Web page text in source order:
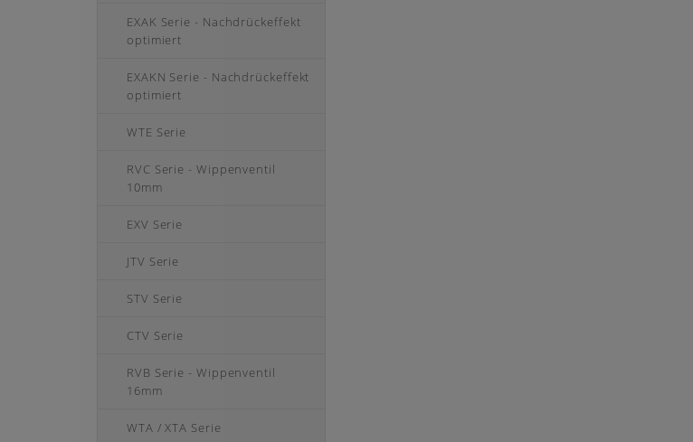
EXAK Serie - Nachdrückeffekt
optimiert
EXAKN Serie - Nachdrückeffekt
optimiert
WTE Serie
RVC Serie - Wippenventil
10mm
EXV Serie
JTV Serie
STV Serie
CTV Serie
RVB Serie - Wippenventil
16mm
WTA / XTA Serie